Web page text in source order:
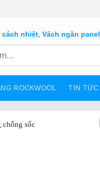
cách nhiệt, Vách ngăn panel
ROCKWOOL TIN TỨC